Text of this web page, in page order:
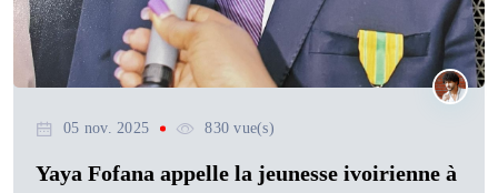
05 nov. 2025 830 vue(s)
Yaya Fofana appelle la jeunesse ivoirienne à